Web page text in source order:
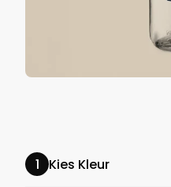
Kies Kleur